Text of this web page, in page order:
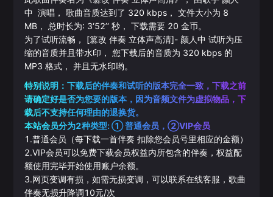
中 演唱， 歌曲音质达到了 320 kbps， 文件大小为 8
MB， 总时长为: 3‘52’‘秒， 下载需要 20 金币。
为了试听流畅， [篡改 伴奏 立体声高清]- 颜人中 试听为压
缩的音质并且带水印， 您下载后的音质为 320 kbps 的
MP3 格式， 并且无水印哟。
特别说明：下载后的伴奏和试听的版本完全一致，下载之前
请确定好是否为您要的版本，因为音频文件为虚拟物品，下
载后不支持任何理由的退换货。
本站会员分为2种类型: ① 普通会员，②VIP会员
1.普通会员（每下载一首伴奏 扣除您会员号里相应的金额）
2.VIP会员可以免费下载会员权益内所包含的伴奏，权益配
额使用完毕开始使用账户余额。
3.网页变调有损，如需无损变调，可以联系在线客服，歌曲
伴奏无损升降调10元/次